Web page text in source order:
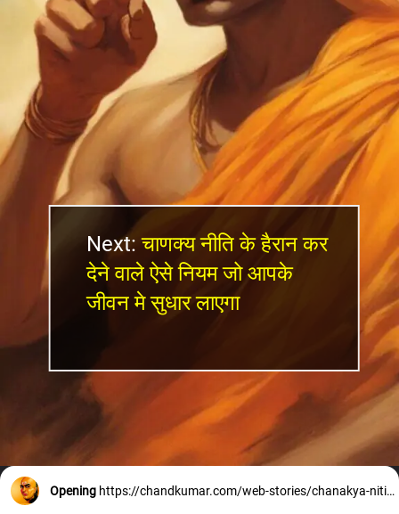
Next: चाणक्य नीति के हैरान कर
देने वाले ऐसे नियम जो आपके
जीवन मे सुधार लाएगा
Opening https://chandkumar.com/web-stories/chanakya-niti-fact/